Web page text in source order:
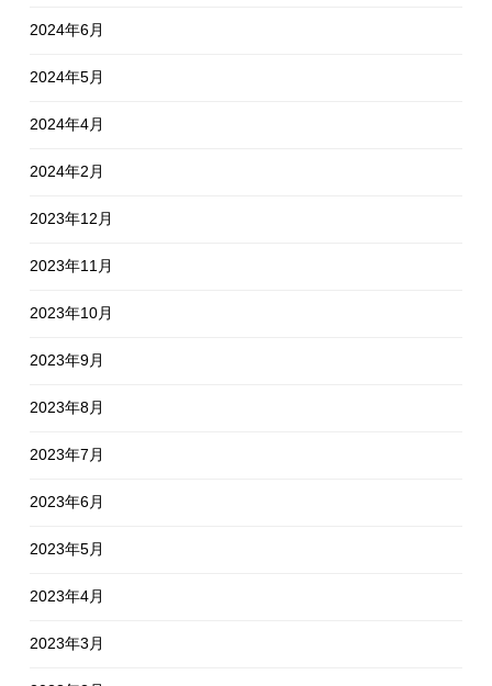
2024年6月
2024年5月
2024年4月
2024年2月
2023年12月
2023年11月
2023年10月
2023年9月
2023年8月
2023年7月
2023年6月
2023年5月
2023年4月
2023年3月